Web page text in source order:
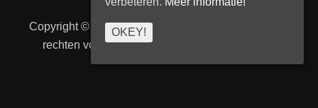
Copyright © 2026Transport Begeleiding Venlo
rechten voorbehouden. | TBVenlo door
OKEY!